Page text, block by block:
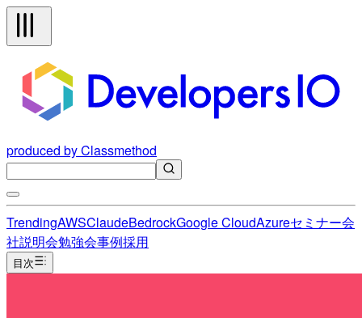
produced by Classmethod
TrendingAWSClaudeBedrockGoogle CloudAzureセミナー会
社説明会勉強会事例採用
目次